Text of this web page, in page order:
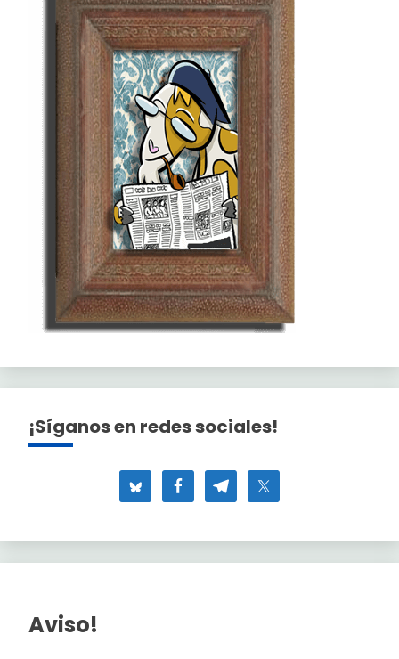
¡Síganos en redes sociales!
Aviso!